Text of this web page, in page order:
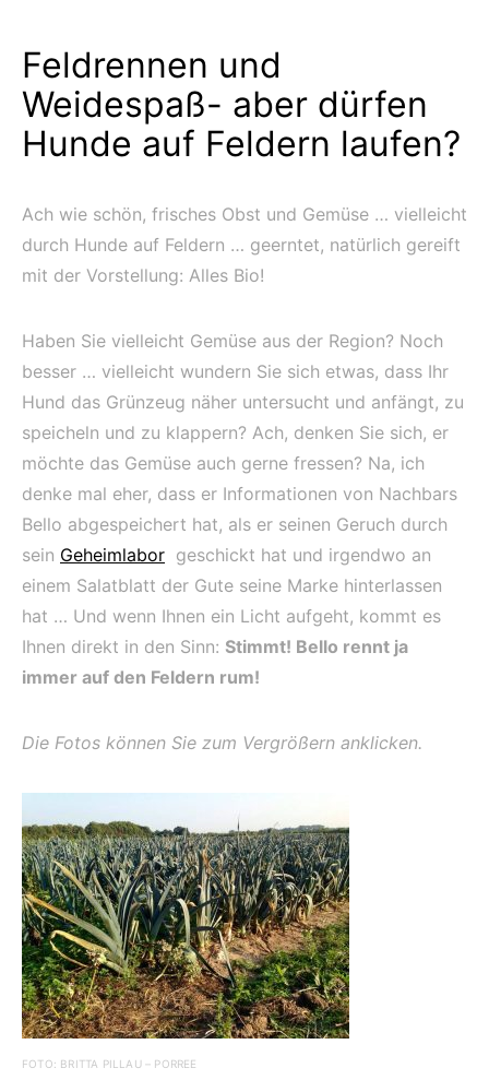
Feldrennen und
Weidespaß- aber dürfen
Hunde auf Feldern laufen?
Ach wie schön, frisches Obst und Gemüse … vielleicht
durch Hunde auf Feldern … geerntet, natürlich gereift
mit der Vorstellung: Alles Bio!
Haben Sie vielleicht Gemüse aus der Region? Noch
besser … vielleicht wundern Sie sich etwas, dass Ihr
Hund das Grünzeug näher untersucht und anfängt, zu
speicheln und zu klappern? Ach, denken Sie sich, er
möchte das Gemüse auch gerne fressen? Na, ich
denke mal eher, dass er Informationen von Nachbars
Bello abgespeichert hat, als er seinen Geruch durch
sein Geheimlabor geschickt hat und irgendwo an
einem Salatblatt der Gute seine Marke hinterlassen
hat … Und wenn Ihnen ein Licht aufgeht, kommt es
Ihnen direkt in den Sinn: Stimmt! Bello rennt ja
immer auf den Feldern rum!
Die Fotos können Sie zum Vergrößern anklicken.
FOTO: BRITTA PILLAU – PORREE